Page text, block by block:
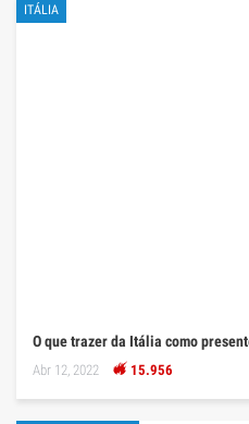
ITÁLIA
O que trazer da Itália como
Abr 12, 2022 15.956